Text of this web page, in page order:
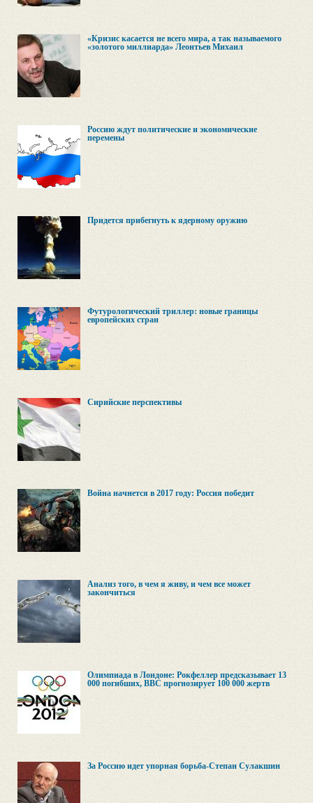
«Кризис касается не всего мира, а так называемого
«золотого миллиарда» Леонтьев Михаил
Россию ждут политические и экономические
перемены
Придется прибегнуть к ядерному оружию
Футурологический триллер: новые границы
европейских стран
Сирийские перспективы
Война начнется в 2017 году: Россия победит
Анализ того, в чем я живу, и чем все может
закончиться
Олимпиада в Лондоне: Рокфеллер предсказывает 13
000 погибших, ВВС прогнозирует 100 000 жертв
За Россию идет упорная борьба-Степан Сулакшин